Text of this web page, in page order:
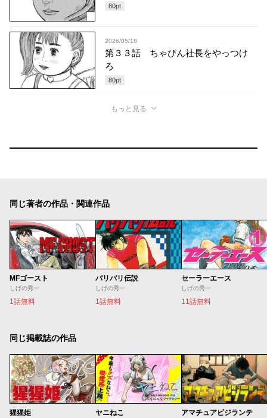
80pt
2026/05/18
第３３話 ちゃびん社長をやっつけ
ろ
80pt
もっと見る
同じ著者の作品・関連作品
MFゴースト
しげの秀一
1話無料
バリバリ伝説
しげの秀一
1話無料
セーラーエース
しげの秀一
11話無料
同じ掲載誌の作品
猩猩姫 ヤニねこ アマチュアビジランテ